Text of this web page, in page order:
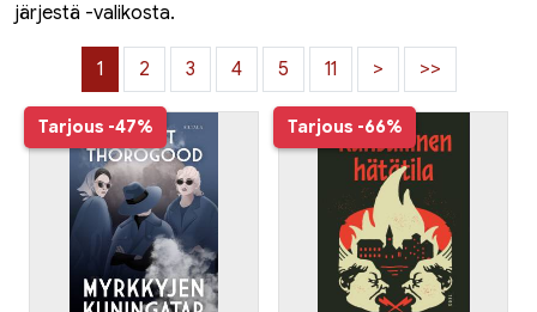
järjestä -valikosta.
1 2 3 4 5 11 > >>
Tarjous -47% Tarjous -66%